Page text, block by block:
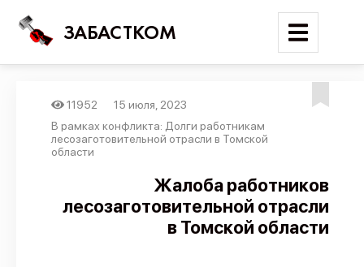
ЗАБАСТКОМ
Войти
Новости
Карта событий
11952
15 июля, 2023
В рамках конфликта: Долги работникам
лесозаготовительной отрасли в Томской
области
Жалоба работников
лесозаготовительной отрасли
в Томской области